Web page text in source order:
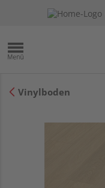
Vinylboden